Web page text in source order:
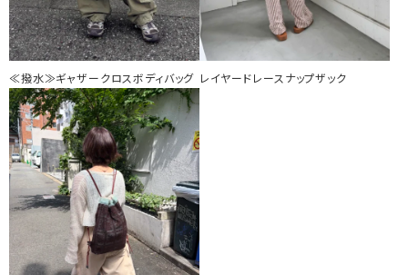
≪撥水≫ギャザークロスボディバッグ レイヤードレースナップザック